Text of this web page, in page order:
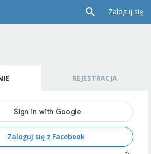
Zaloguj się
REJESTRACJA
Zaloguj się z Facebook